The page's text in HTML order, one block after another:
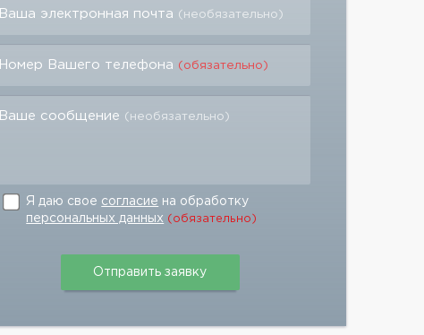
Ваша электронная почта (необязательно)
Номер Вашего телефона (обязательно)
Ваше сообщение (необязательно)
Я даю свое согласие на обработку
персональных данных (обязательно)